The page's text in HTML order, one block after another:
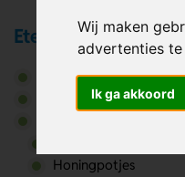
Wij maken
advertenties
Ik ga akkoord
Eten & Drinken
Broodtrommels
Drinkwaren
Honingpotjes